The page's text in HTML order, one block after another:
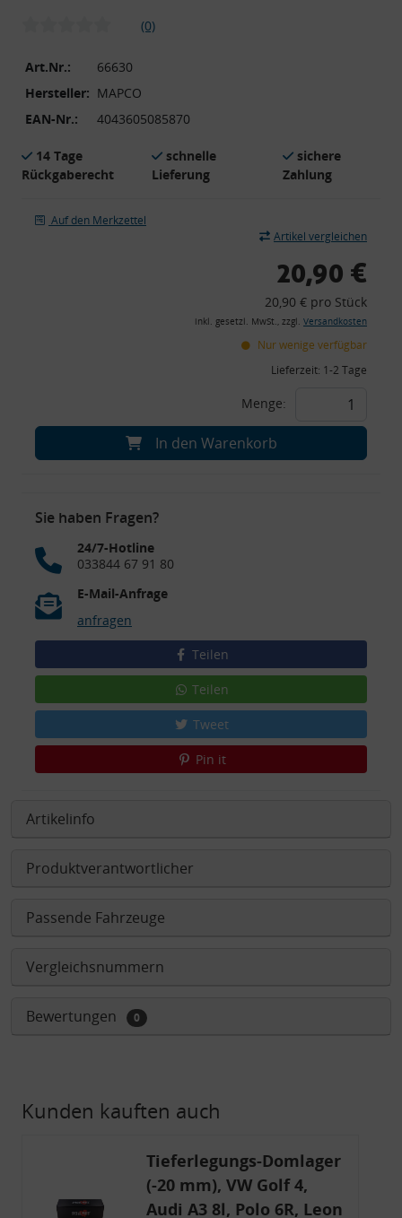
(0)
Art.Nr.:
66630
Hersteller: MAPCO
EAN-Nr.:
4043605085870
14 Tage
Rückgaberecht
schnelle
Lieferung
sichere
Zahlung
Auf den Merkzettel
Artikel vergleichen
20,90 €
20,90 € pro Stück
inkl. gesetzl. MwSt., zzgl. Versandkosten
Nur wenige verfügbar
Lieferzeit: 1-2 Tage
Menge:
In den Warenkorb
Sie haben Fragen?
24/7-Hotline
033844 67 91 80
E-Mail-Anfrage
anfragen
Teilen
Teilen
Tweet
Pin it
Artikelinfo
Produktverantwortlicher
Passende Fahrzeuge
Vergleichsnummern
Bewertungen 0
Kunden kauften auch
Tieferlegungs-Domlager
(-20 mm), VW Golf 4,
Audi A3 8l, Polo 6R, Leon